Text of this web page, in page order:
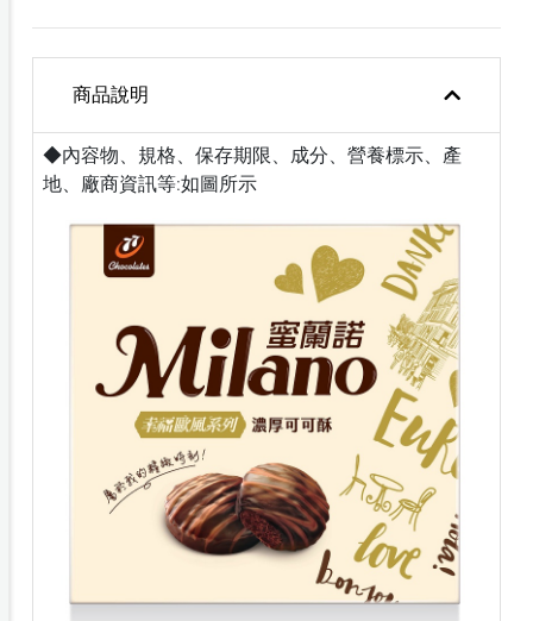
商品說明
◆內容物、規格、保存期限、成分、營養標示、產
地、廠商資訊等:如圖所示